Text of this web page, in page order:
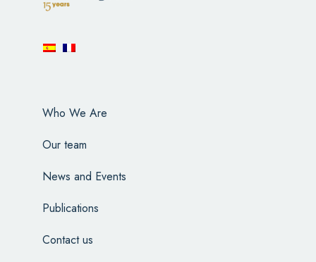
Who We Are
Our team
News and Events
Publications
Contact us